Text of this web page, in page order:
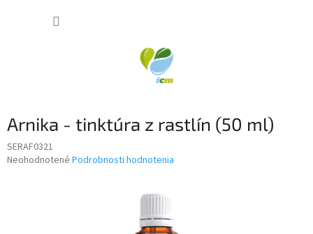
Arnika - tinktúra z rastlín (50 ml)
SERAF0321
Priemerné
Neohodnotené Podrobnosti hodnotenia